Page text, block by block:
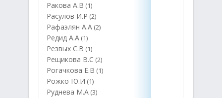
Ракова А.В (1)
Расулов И.Р (2)
Рафаэлян А.А (2)
Редид А.А (1)
Резвых С.В (1)
Рещикова В.С (2)
Рогачкова Е.В (1)
Рожко Ю.И (1)
Руднева М.А (3)